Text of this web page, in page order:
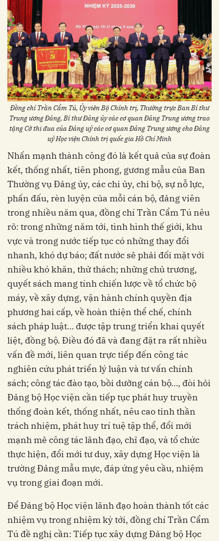
Đồng chí Trần Cẩm Tú, Ủy viên Bộ Chính trị, Thường trực Ban Bí thư
Trung ương Đảng, Bí thư Đảng ủy các cơ quan Đảng Trung ương trao
tặng Cờ thi đua của Đảng uỷ các cơ quan Đảng Trung ương cho Đảng
uỷ Học viện Chính trị quốc gia Hồ Chí Minh
Nhấn mạnh thành công đó là kết quả của sự đoàn
kết, thống nhất, tiên phong, gương mẫu của Ban
Thường vụ Đảng ủy, các chi ủy, chi bộ, sự nỗ lực,
phấn đấu, rèn luyện của mỗi cán bộ, đảng viên
trong nhiều năm qua, đồng chí Trần Cẩm Tú nêu
rõ: trong những năm tới, tình hình thế giới, khu
vực và trong nước tiếp tục có những thay đổi
nhanh, khó dự báo; đất nước sẽ phải đối mặt với
nhiều khó khăn, thử thách; những chủ trương,
quyết sách mang tính chiến lược về tổ chức bộ
máy, về xây dựng, vận hành chính quyền địa
phương hai cấp, về hoàn thiện thể chế, chính
sách pháp luật… được tập trung triển khai quyết
liệt, đồng bộ. Điều đó đã và đang đặt ra rất nhiều
vấn đề mới, liên quan trực tiếp đến công tác
nghiên cứu phát triển lý luận và tư vấn chính
sách; công tác đào tạo, bồi dưỡng cán bộ…, đòi hỏi
Đảng bộ Học viện cần tiếp tục phát huy truyền
thống đoàn kết, thống nhất, nêu cao tinh thần
trách nhiệm, phát huy trí tuệ tập thể, đổi mới
mạnh mẽ công tác lãnh đạo, chỉ đạo, và tổ chức
thực hiện, đổi mới tư duy, xây dựng Học viện là
trường Đảng mẫu mực, đáp ứng yêu cầu, nhiệm
vụ trong giai đoạn mới.
Để Đảng bộ Học viện lãnh đạo hoàn thành tốt các
nhiệm vụ trong nhiệm kỳ tới, đồng chí Trần Cẩm
Tú đề nghị cần: Tiếp tục xây dựng Đảng bộ Học